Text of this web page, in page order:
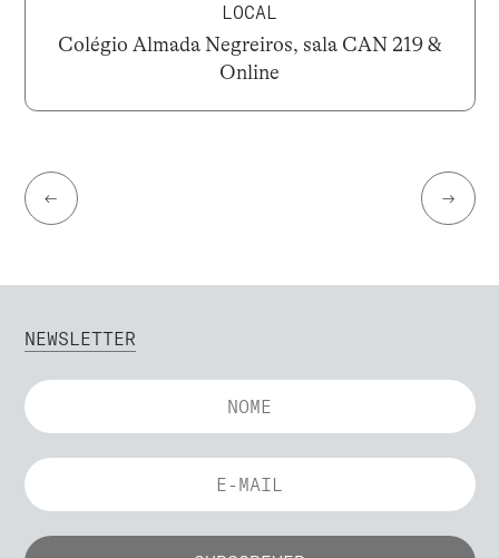
LOCAL
Colégio Almada Negreiros, sala CAN 219 &
Online
← →
NEWSLETTER